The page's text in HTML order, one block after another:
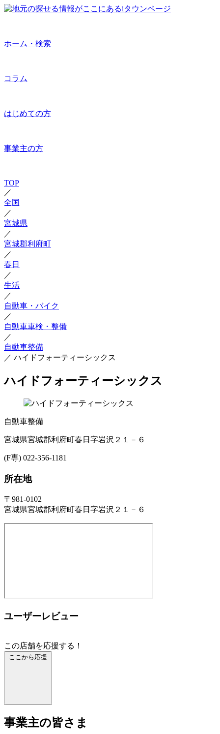
ホーム・検索
コラム
はじめての方
事業主の方
TOP
／
全国
／
宮城県
／
宮城郡利府町
／
春日
／
生活
／
自動車・バイク
／
自動車車検・整備
／
自動車整備
／ ハイドフォーティーシックス
ハイドフォーティーシックス
自動車整備
宮城県宮城郡利府町春日字岩沢２１－６
(F専) 022-356-1181
所在地
〒981-0102
宮城県宮城郡利府町春日字岩沢２１－６
ユーザーレビュー
この店舗を応援する！
ここから応援
事業主の皆さま